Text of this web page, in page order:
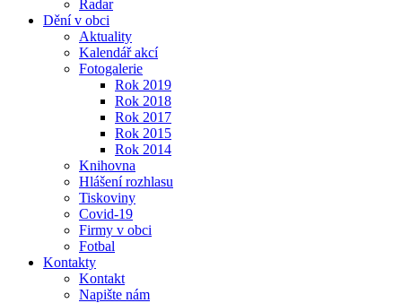
Radar
Dění v obci
Aktuality
Kalendář akcí
Fotogalerie
Rok 2019
Rok 2018
Rok 2017
Rok 2015
Rok 2014
Knihovna
Hlášení rozhlasu
Tiskoviny
Covid-19
Firmy v obci
Fotbal
Kontakty
Kontakt
Napište nám